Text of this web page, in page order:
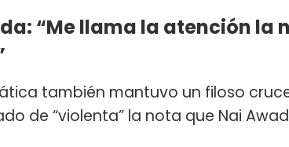
“Me llama la atención la
también mantuvo un filoso
de “violenta” la nota que Nai